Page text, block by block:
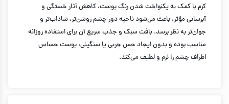
کرم با کمک به یکنواخت شدن رنگ پوست، کاهش آثار خستگی و
آبرسانی مؤثر، باعث می‌شود ناحیه دور چشم روشن‌تر، شاداب‌تر و
جوان‌تر به نظر برسد. بافت سبک و جذب سریع آن برای استفاده روزانه
مناسب بوده و بدون ایجاد حس چربی یا سنگینی، پوست حساس
اطراف چشم را نرم و لطیف می‌کند.